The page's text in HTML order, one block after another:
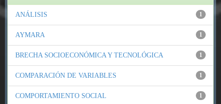
1
ANÁLISIS
1
AYMARA
1
BRECHA SOCIOECONÓMICA Y TECNOLÓGICA
1
COMPARACIÓN DE VARIABLES
1
COMPORTAMIENTO SOCIAL